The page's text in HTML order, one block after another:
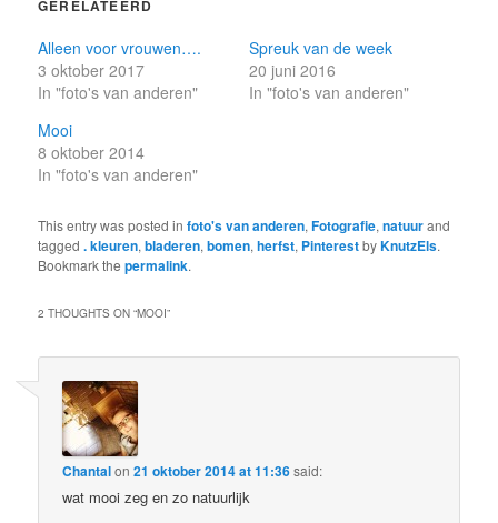
GERELATEERD
Alleen voor vrouwen….
3 oktober 2017
In "foto's van anderen"
Spreuk van de week
20 juni 2016
In "foto's van anderen"
Mooi
8 oktober 2014
In "foto's van anderen"
This entry was posted infoto's van anderen,Fotografie,natuurand
tagged. kleuren,bladeren,bomen,herfst, PinterestbyKnutzEls.
Bookmark thepermalink.
2 THOUGHTS ON “MOOI”
Chantalon21 oktober 2014 at 11:36said:
wat mooi zeg en zo natuurlijk